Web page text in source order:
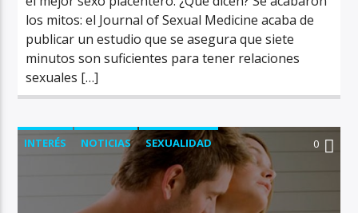
los mitos: el Journal of Sexual Medicine acaba de
publicar un estudio que se asegura que siete
minutos son suficientes para tener relaciones
sexuales […]
INTERÉS NOTICIAS SEXUALIDAD 0